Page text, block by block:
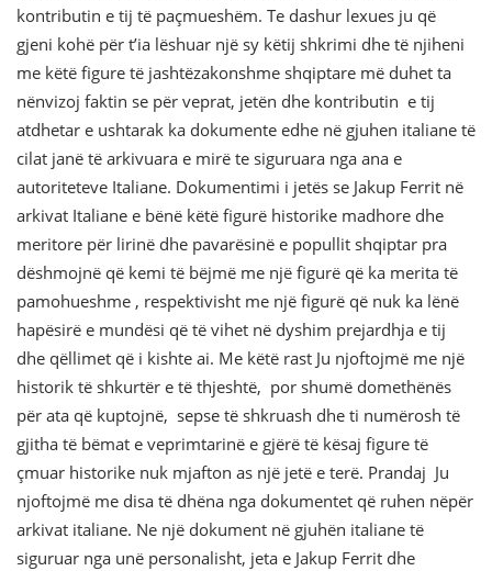
kontributin e tij të paçmueshëm. Te dashur lexues ju që
gjeni kohë për t’ia lëshuar një sy këtij shkrimi dhe të njiheni
me këtë figure të jashtëzakonshme shqiptare më duhet ta
nënvizoj faktin se për veprat, jetën dhe kontributin e tij
atdhetar e ushtarak ka dokumente edhe në gjuhen italiane të
cilat janë të arkivuara e mirë te siguruara nga ana e
autoriteteve Italiane. Dokumentimi i jetës se Jakup Ferrit në
arkivat Italiane e bënë këtë figurë historike madhore dhe
meritore për lirinë dhe pavarësinë e popullit shqiptar pra
dëshmojnë që kemi të bëjmë me një figurë që ka merita të
pamohueshme , respektivisht me një figurë që nuk ka lënë
hapësirë e mundësi që të vihet në dyshim prejardhja e tij
dhe qëllimet që i kishte ai. Me këtë rast Ju njoftojmë me një
historik të shkurtër e të thjeshtë, por shumë domethënës
për ata që kuptojnë, sepse të shkruash dhe ti numërosh të
gjitha të bëmat e veprimtarinë e gjërë të kësaj figure të
çmuar historike nuk mjafton as një jetë e terë. Prandaj Ju
njoftojmë me disa të dhëna nga dokumentet që ruhen nëpër
arkivat italiane. Ne një dokument në gjuhën italiane të
siguruar nga unë personalisht, jeta e Jakup Ferrit dhe